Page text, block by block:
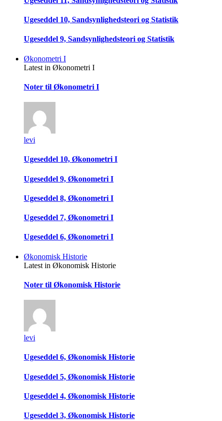
Ugeseddel 10, Sandsynlighedsteori og Statistik
Ugeseddel 9, Sandsynlighedsteori og Statistik
Økonometri I
Latest in Økonometri I
Noter til Økonometri I
levi
Ugeseddel 10, Økonometri I
Ugeseddel 9, Økonometri I
Ugeseddel 8, Økonometri I
Ugeseddel 7, Økonometri I
Ugeseddel 6, Økonometri I
Økonomisk Historie
Latest in Økonomisk Historie
Noter til Økonomisk Historie
levi
Ugeseddel 6, Økonomisk Historie
Ugeseddel 5, Økonomisk Historie
Ugeseddel 4, Økonomisk Historie
Ugeseddel 3, Økonomisk Historie